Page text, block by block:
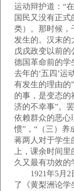
运动辩护道：“
国民又没有正式
类）。那时候，
发生的。汉末的
戊戌政变以前的
德国革命前的学
去年的‘五四’运
有发生的理由的
的事，是变态的
济的不幸事”。
依赖群众的恶心
惯”，“（三）养
蒋两人对于学生
上，课余时间
久又最有功效的
1921年5月2
了《黄梨洲论学